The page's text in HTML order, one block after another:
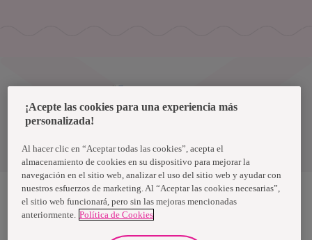
Términos y condiciones
Nosotras, una marca de Essity - una compañía global líder en
mundo, utilizan nuestros productos, servicios y soluciones. Nuestro
¡Acepte las cookies para una experiencia más
personalizada!
Al hacer clic en “Aceptar todas las cookies”, acepta el
almacenamiento de cookies en su dispositivo para mejorar la
navegación en el sitio web, analizar el uso del sitio web y ayudar con
nuestros esfuerzos de marketing. Al “Aceptar las cookies necesarias”,
el sitio web funcionará, pero sin las mejoras mencionadas
anteriormente. Política de Cookies